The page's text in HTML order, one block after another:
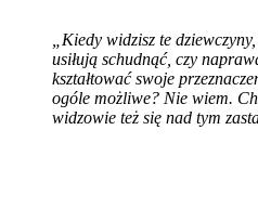
„Kiedy widzisz te
usiłują schudnąć, czy
kształtować swoje
ogóle możliwe? Nie wiem.
widzowie też się nad tym